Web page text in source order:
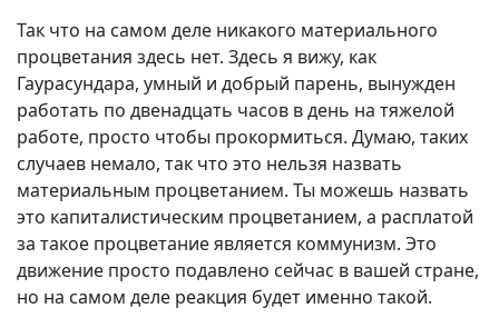
Так что на самом деле никакого материального
процветания здесь нет. Здесь я вижу, как
Гаурасундара, умный и добрый парень, вынужден
работать по двенадцать часов в день на тяжелой
работе, просто чтобы прокормиться. Думаю, таких
случаев немало, так что это нельзя назвать
материальным процветанием. Ты можешь назвать
это капиталистическим процветанием, а расплатой
за такое процветание является коммунизм. Это
движение просто подавлено сейчас в вашей стране,
но на самом деле реакция будет именно такой.